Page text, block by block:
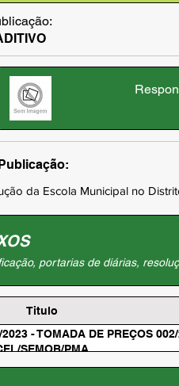
da Escola Municipal no
portarias de diárias,
Titulo
- TOMADA DE PREÇOS
SEMOB/PMA